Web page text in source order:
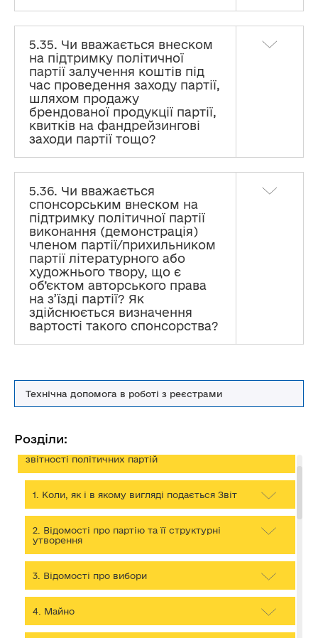
Технічна допомога в роботі з реєстрами
Розділи:
Політичним партіям
окремих положень Закону України «Про політичні
звітності політичних партій
1. Коли, як і в якому вигляді подається Звіт
2. Відомості про партію та її структурні
утворення
3. Відомості про вибори
4. Майно
5.35. Чи вважається внеском
на підтримку політичної
партії залучення коштів під
час проведення заходу партії,
шляхом продажу
брендованої продукції партії,
квитків на фандрейзингові
заходи партії тощо?
5.36. Чи вважається
спонсорським внеском на
підтримку політичної партії
виконання (демонстрація)
членом партії/прихильником
партії літературного або
художнього твору, що є
об’єктом авторського права
на з’їзді партії? Як
здійснюється визначення
вартості такого спонсорства?